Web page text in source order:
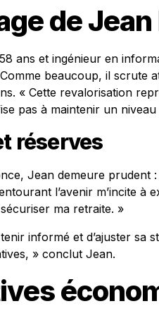
de
ans et ingénieur en
beaucoup, il scrute
« Cette revalorisation
pas à maintenir un
réserves
Jean demeure prudent
l’avenir m’incite à
ma retraite. »
informé et d’ajuster sa
» conclut Jean.